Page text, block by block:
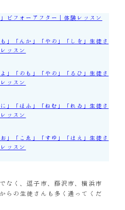
ビフォーアフター｜体験レッスン
」「んか」「やの」「しを」生徒さ
ッスン
」「のも」「やの」「るひ」生徒さ
ッスン
」「ほふ」「ねむ」「れゐ」生徒さ
ッスン
」「こゑ」「すゆ」「はえ」生徒さ
ッスン
なく、逗子市、藤沢市、横浜市
らの生徒さんも多く通ってくだ